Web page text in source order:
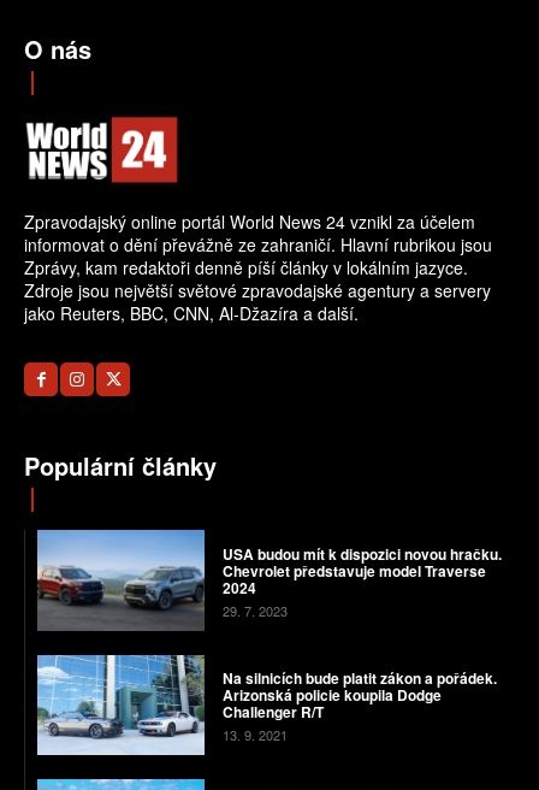
O nás
Zpravodajský online portál World News 24 vznikl za účelem
informovat o dění převážně ze zahraničí. Hlavní rubrikou jsou
Zprávy, kam redaktoři denně píší články v lokálním jazyce.
Zdroje jsou největší světové zpravodajské agentury a servery
jako Reuters, BBC, CNN, Al-Džazíra a další.
Populární články
USA budou mít k dispozici novou hračku.
Chevrolet představuje model Traverse
2024
29. 7. 2023
Na silnicích bude platit zákon a pořádek.
Arizonská policie koupila Dodge
Challenger R/T
13. 9. 2021